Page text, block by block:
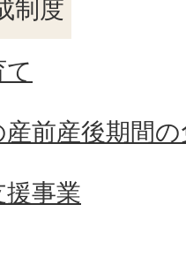
制度
前産後期間
事業